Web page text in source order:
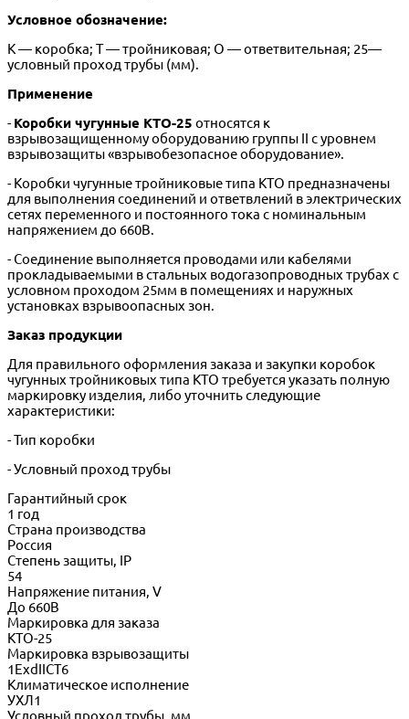
Условное обозначение:
К — коробка; Т — тройниковая; О — ответвительная; 25—
условный проход трубы (мм).
Применение
-Коробки чугунные КТО-25 относятся к
взрывозащищенному оборудованию группы II с уровнем
взрывозащиты «взрывобезопасное оборудование».
- Коробки чугунные тройниковые типа КТО предназначены
для выполнения соединений и ответвлений в электрических
сетях переменного и постоянного тока с номинальным
напряжением до 660В.
- Соединение выполняется проводами или кабелями
прокладываемыми в стальных водогазопроводных трубах с
условном проходом 25мм в помещениях и наружных
установках взрывоопасных зон.
Заказ продукции
Для правильного оформления заказа и закупки коробок
чугунных тройниковых типа КТО требуется указать полную
маркировку изделия, либо уточнить следующие
характеристики:
- Тип коробки
- Условный проход трубы
Гарантийный срок
1 год
Страна производства
Россия
Степень защиты, IP
54
Напряжение питания, V
До 660В
Маркировка для заказа
КТО-25
Маркировка взрывозащиты
1ExdIICT6
Климатическое исполнение
УХЛ1